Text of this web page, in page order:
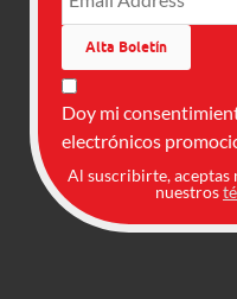
Doy mi
electrónicos
Al suscribirte, aceptas
nuestros